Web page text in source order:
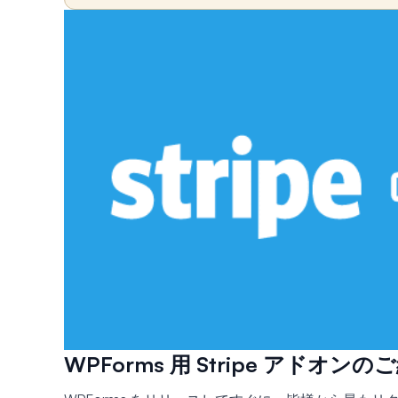
WPForms 用 Stripe アドオンの